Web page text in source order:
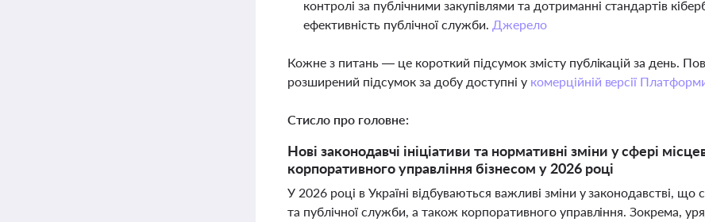
контролі за публічними закупівлями та дотриманні стандартів
ефективність публічної служби. Джерело
Кожне з питань — це короткий підсумок змісту публікацій за день.
розширений підсумок за добу доступні у комерційній версії
Стисло про головне:
Нові законодавчі ініціативи та нормативні зміни у сфері
корпоративного управління бізнесом у 2026 році
У 2026 році в Україні відбуваються важливі зміни у законодавстві,
та публічної служби, а також корпоративного управління. Зокрема,